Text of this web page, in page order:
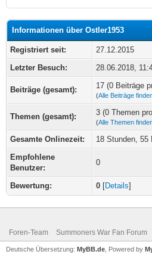
Informationen über Ostler1953
Registriert seit:
27.12.2015
Letzter Besuch:
28.06.2018,
Beiträge (gesamt): 17 (0 Beiträge
(Alle Beiträge
Themen (gesamt): 3 (0 Themen
(Alle Themen
Gesamte Onlinezeit:
18 Stunden, 55
Empfohlene
Benutzer:
0
Bewertung: 0 [Details]
Foren-Team Summoners War Fan Forum
Deutsche Übersetzung: MyBB.de , Powered by